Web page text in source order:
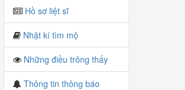
Hồ sơ liệt sĩ
Nhật kí tìm mộ
Những điều trông thấy
Thông tin thông báo